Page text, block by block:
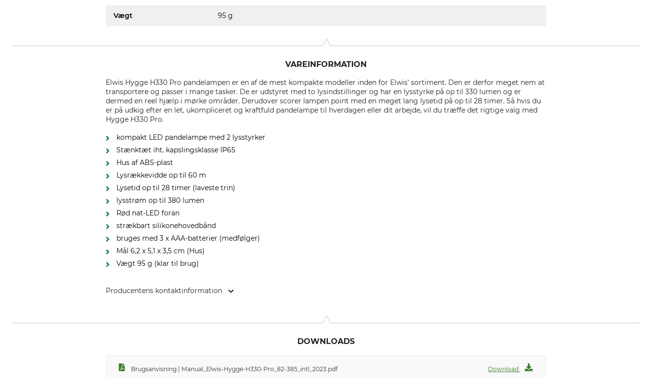
Vægt 95 g
VAREINFORMATION
Elwis Hygge H330 Pro pandelampen er en af de mest kompakte modeller inden for Elwis' sortiment. Den er derfor meget nem at
transportere og passer i mange tasker. De er udstyret med to lysindstillinger og har en lysstyrke på op til 330 lumen og er
dermed en reel hjælp i mørke områder. Derudover scorer lampen point med en meget lang lysetid på op til 28 timer. Så hvis du
er på udkig efter en let, ukompliceret og kraftfuld pandelampe til hverdagen eller dit arbejde, vil du træffe det rigtige valg med
Hygge H330 Pro.
kompakt LED pandelampe med 2 lysstyrker
Stænktæt iht. kapslingsklasse IP65
Hus af ABS-plast
Lysrækkevidde op til 60 m
Lysetid op til 28 timer (laveste trin)
lysstrøm op til 380 lumen
Rød nat-LED foran
strækbart silikonehovedbånd
bruges med 3 x AAA-batterier (medfølger)
Mål 6,2 x 5,1 x 3,5 cm (Hus)
Vægt 95 g (klar til brug)
Producentens kontaktinformation
DOWNLOADS
Brugsanvisning | Manual_Elwis-Hygge-H330-Pro_82-385_intl_2023.pdf Download